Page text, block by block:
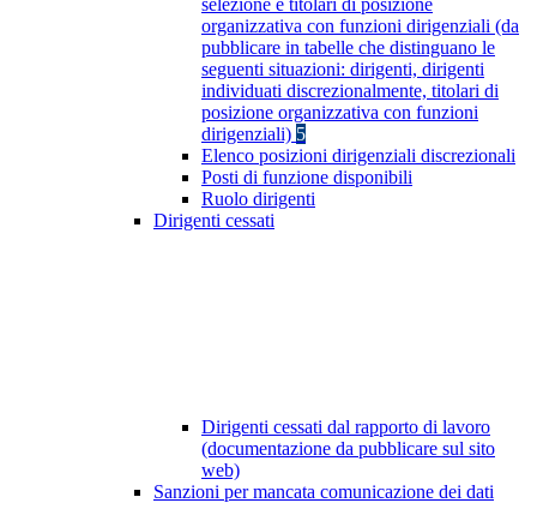
selezione e titolari di posizione
organizzativa con funzioni dirigenziali (da
pubblicare in tabelle che distinguano le
seguenti situazioni: dirigenti, dirigenti
individuati discrezionalmente, titolari di
posizione organizzativa con funzioni
dirigenziali) 5
Elenco posizioni dirigenziali discrezionali
Posti di funzione disponibili
Ruolo dirigenti
Dirigenti cessati
Dirigenti cessati dal rapporto di lavoro
(documentazione da pubblicare sul sito
web)
Sanzioni per mancata comunicazione dei dati